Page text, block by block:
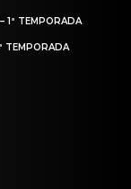
1ª TEMPORADA
TEMPORADA